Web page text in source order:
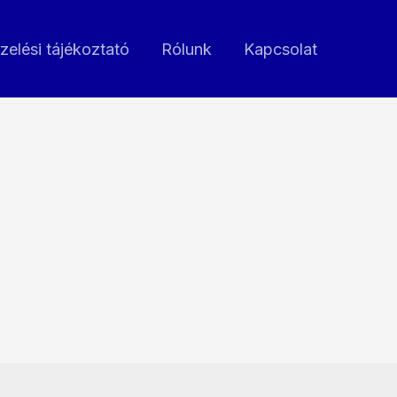
tájékoztató Rólunk Kapcsolat